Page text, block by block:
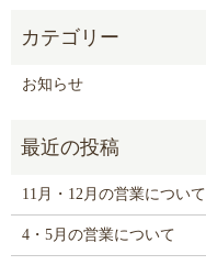
お知らせ
11月・12月の営業について
4・5月の営業について